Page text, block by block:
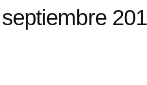
septiembre